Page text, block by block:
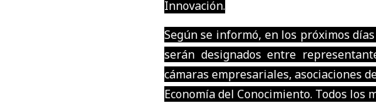
Innovación.
Según se informó, en los próximos
serán designados entre
cámaras empresariales, asociaciones
Economía del Conocimiento. Todos